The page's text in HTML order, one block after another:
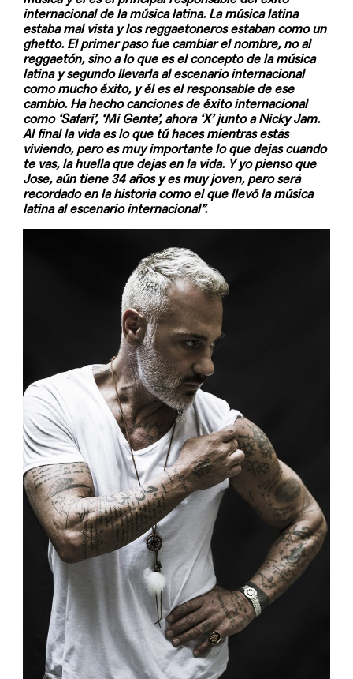
internacional de la música latina. La música latina
estaba mal vista y los reggaetoneros estaban como un
ghetto. El primer paso fue cambiar el nombre, no al
reggaetón, sino a lo que es el concepto de la música
latina y segundo llevarla al escenario internacional
como mucho éxito, y él es el responsable de ese
cambio. Ha hecho canciones de éxito internacional
como ‘Safari’, ‘Mi Gente’, ahora ‘X’ junto a Nicky Jam.
Al final la vida es lo que tú haces mientras estás
viviendo, pero es muy importante lo que dejas cuando
te vas, la huella que dejas en la vida. Y yo pienso que
Jose, aún tiene 34 años y es muy joven, pero será
recordado en la historia como el que llevó la música
latina al escenario internacional”.